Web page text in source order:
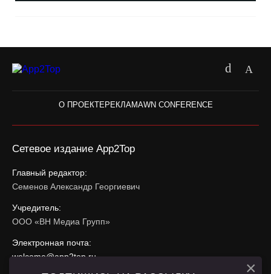
О ПРОЕКТЕ РЕКЛАМАWN CONFERENCE
Сетевое издание App2Top
Главный редактор:
Семенов Александр Георгиевич
Учредитель:
ООО «ВН Медиа Групп»
Электронная почта:
welcome@app2top.ru
×